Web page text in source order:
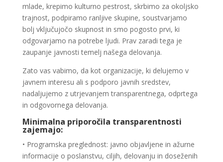
mlade, krepimo kulturno pestrost, skrbimo za okoljsko
trajnost, podpiramo ranljive skupine, soustvarjamo
bolj vključujočo skupnost in smo pogosto prvi, ki
odgovarjamo na potrebe ljudi. Prav zaradi tega je
zaupanje javnosti temelj našega delovanja.
Zato vas vabimo, da kot organizacije, ki delujemo v
javnem interesu ali s podporo javnih sredstev,
nadaljujemo z utrjevanjem transparentnega, odprtega
in odgovornega delovanja.
Minimalna priporočila transparentnosti
zajemajo:
• Programska preglednost: javno objavljene in ažurne
informacije o poslanstvu, ciljih, delovanju in doseženih